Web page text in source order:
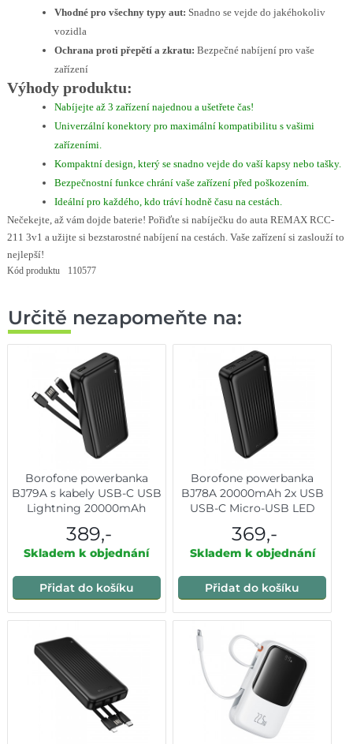
Vhodné pro všechny typy aut: Snadno se vejde do jakéhokoliv
vozidla
Ochrana proti přepětí a zkratu: Bezpečné nabíjení pro vaše
zařízení
Výhody produktu:
Nabíjejte až 3 zařízení najednou a ušetřete čas!
Univerzální konektory pro maximální kompatibilitu s vašimi
zařízeními.
Kompaktní design, který se snadno vejde do vaší kapsy nebo tašky.
Bezpečnostní funkce chrání vaše zařízení před poškozením.
Ideální pro každého, kdo tráví hodně času na cestách.
Nečekejte, až vám dojde baterie! Pořiďte si nabíječku do auta REMAX RCC-
211 3v1 a užijte si bezstarostné nabíjení na cestách. Vaše zařízení si zaslouží to
nejlepší!
Kód produktu 110577
Určitě nezapomeňte na:
Borofone powerbanka
BJ79A s kabely USB-C USB
Lightning 20000mAh
389,-
Skladem k objednání
Přidat do košíku
Borofone powerbanka
BJ78A 20000mAh 2x USB
USB-C Micro-USB LED
369,-
Skladem k objednání
Přidat do košíku